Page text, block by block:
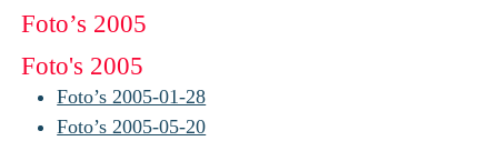
Foto’s 2005
Foto's 2005
Foto’s 2005-01-28
Foto’s 2005-05-20